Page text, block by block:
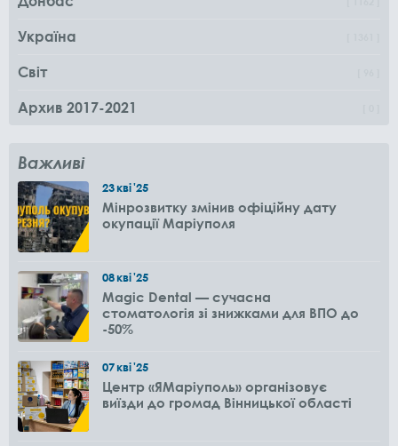
Україна
Світ
Архив 2017-2021
Важливі
23кві'25
Мінрозвитку змінив офіційну дату
окупації Маріуполя
08кві'25
Magic Dental — сучасна
стоматологія зі знижками для ВПО до
-50%
07кві'25
Центр «ЯМаріуполь» організовує
виїзди до громад Вінницької області